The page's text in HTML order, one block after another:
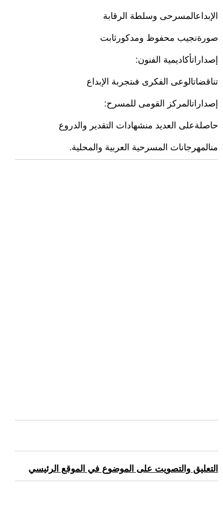
الإبداعالمسرحى وسلطة الرقابة
صورةنجیب محفوظ ومدكورثابت
إصداراتأكاديمية الفنون:
تناقضاتالوعى الفكرى فىتجربة الإبداع
إصداراتالمركز القومى للمسرح:
حاصلةعلى العدید منشھادات التقدیر والدروع
منالمھرجانات المسرحیة العربیة والمحلية.
التعليق والتصويت على الموضوع في الموقع الرئيسي